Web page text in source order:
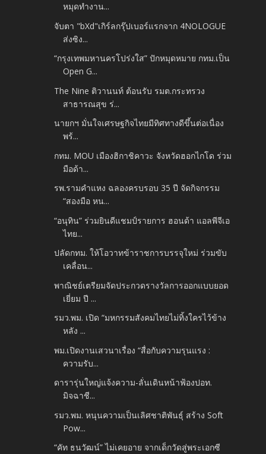
หมุดทำงาน...
จับตา "bXd"เกิร์ลกรุ๊ปเบอร์แรกจาก 4NOLOGUE
ส่งซิง...
“กรุงเทพมหานครโปร่งใส” ปักหมุดหมาย กทม.เป็น
Open G...
The Nine ติวานนท์ ต้อนรับ รมต.กระทรวง
สาธารณสุข ร่...
นายกฯ มั่นใจเศรษฐกิจไทยมีทิศทางดีขึ้นต่อเนื่อง
พร้...
กทม. MOU เมืองฮิกาชิคาวะ จังหวัดฮอกไกโด ร่วม
มือด้า...
รพ.รามคำแหง ฉลองครบรอบ 35 ปี จัดกิจกรรม
“สองมือ หน...
“อนุทิน” ร่วมยินดีแชมป์รายการ ฮอนด้า แอลพีจีเอ
ไทย...
ปลัดกทม. ให้โอวาทข้าราชการบรรจุใหม่ ร่วมขับ
เคลื่อน...
พาณิชย์เตรียมจัดประกวดรางวัลการออกแบบยอด
เยี่ยม ปี ...
รมว.พม. เปิด “มหกรรมสังคมไทยไม่ทิ้งใครไว้ข้าง
หลัง ...
พม.เปิดงานเสวนาเรื่อง “สื่อกับความรุนแรง :
ความรับ...
ดารารุ่นใหญ่แจ้งความ-ลั่นเดินหน้าฟ้องปอท.
มิจฉาชี...
รมว.พม. หนุนความเป็นเลิศชาติพันธุ์ สร้าง Soft
Pow...
“คัท ธนวัฒน์” ไม่เคยอาย จากเด็กวัดสู่พระเอกซี